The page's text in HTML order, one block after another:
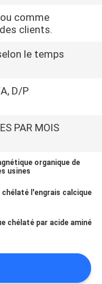
ou comme
clients.
le temps
D/P
PAR MOIS
organique de
usines
chélaté l'engrais calcique
chélaté par acide aminé